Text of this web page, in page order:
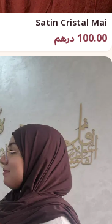
Satin Cristal Mai
100.00 درهم